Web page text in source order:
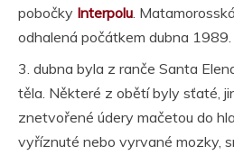
pobočky Interpolu .
odhalená počátkem dubna 1989.
3. dubna byla z ranče Santa
těla. Některé z obětí byly sťaté,
znetvořené údery mačetou do
vyříznuté nebo vyrvané mozky,